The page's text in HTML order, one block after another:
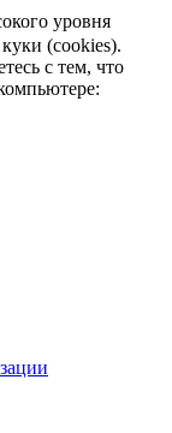
уровня
(cookies).
с тем, что